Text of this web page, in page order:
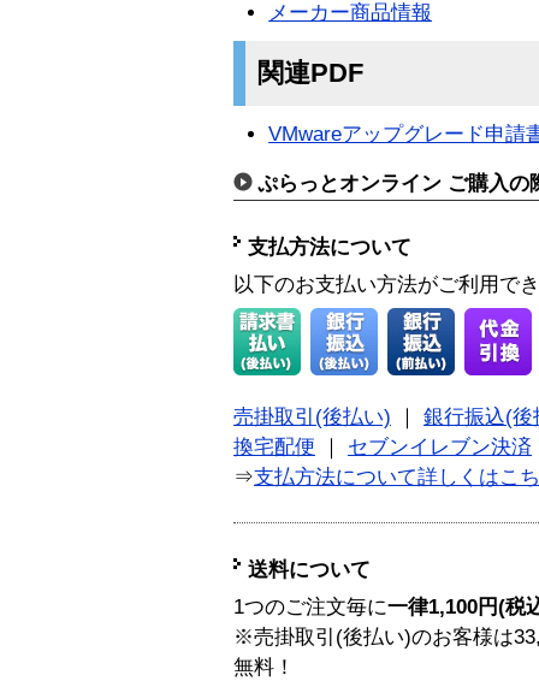
メーカー商品情報
関連PDF
VMwareアップグレード申請
ぷらっとオンライン ご購入の
支払方法について
以下のお支払い方法がご利用で
売掛取引(後払い)
銀行振込(後
換宅配便
セブンイレブン決済
⇒支払方法について詳しくはこ
送料について
1つのご注文毎に一律1,100円(税
※売掛取引(後払い)のお客様は
無料！